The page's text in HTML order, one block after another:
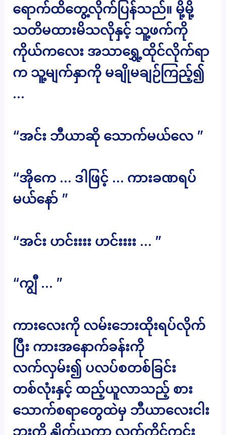
ရောက်ထိတွေ့လိုက်ပြန်သည်။ မို့မို့
သတိမထားမိသလိုနှင့် သူ့ဖက်ကို
ကိုယ်ကလေး အသာရွှေ့ထိုင်လိုက်ရာ
က သူ့မျက်နှာကို မချိုမချဉ်ကြည့်၍
…
“အင်း ဘီယာဆို သောက်မယ်လေ ”
“အိုကေ … ဒါဖြင့် … ကားခဏရပ်
မယ်နော် ”
“အင်း ဟင်းးးး ဟင်းးးး … ”
“ကျွီ … ”
ကားလေးကို လမ်းဘေးထိုးရပ်လိုက်
ပြီး ကားအနောက်ခန်းကို
လက်လှမ်း၍ ပလပ်စတစ်ခြင်း
တစ်လုံးနှင့် ထည့်ယူလာသည့် စား
သောက်စရာတွေထဲမှ ဘီယာလေးငါး
ဘူးကို နှိုက်ယူကာ လက်ကိုင်ကွင်း